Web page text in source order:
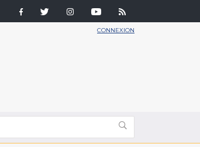
CONNEXION